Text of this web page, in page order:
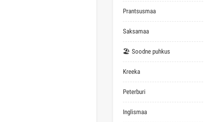
Prantsusmaa
Saksamaa
🏖 Soodne puhkus
Kreeka
Peterburi
Inglismaa